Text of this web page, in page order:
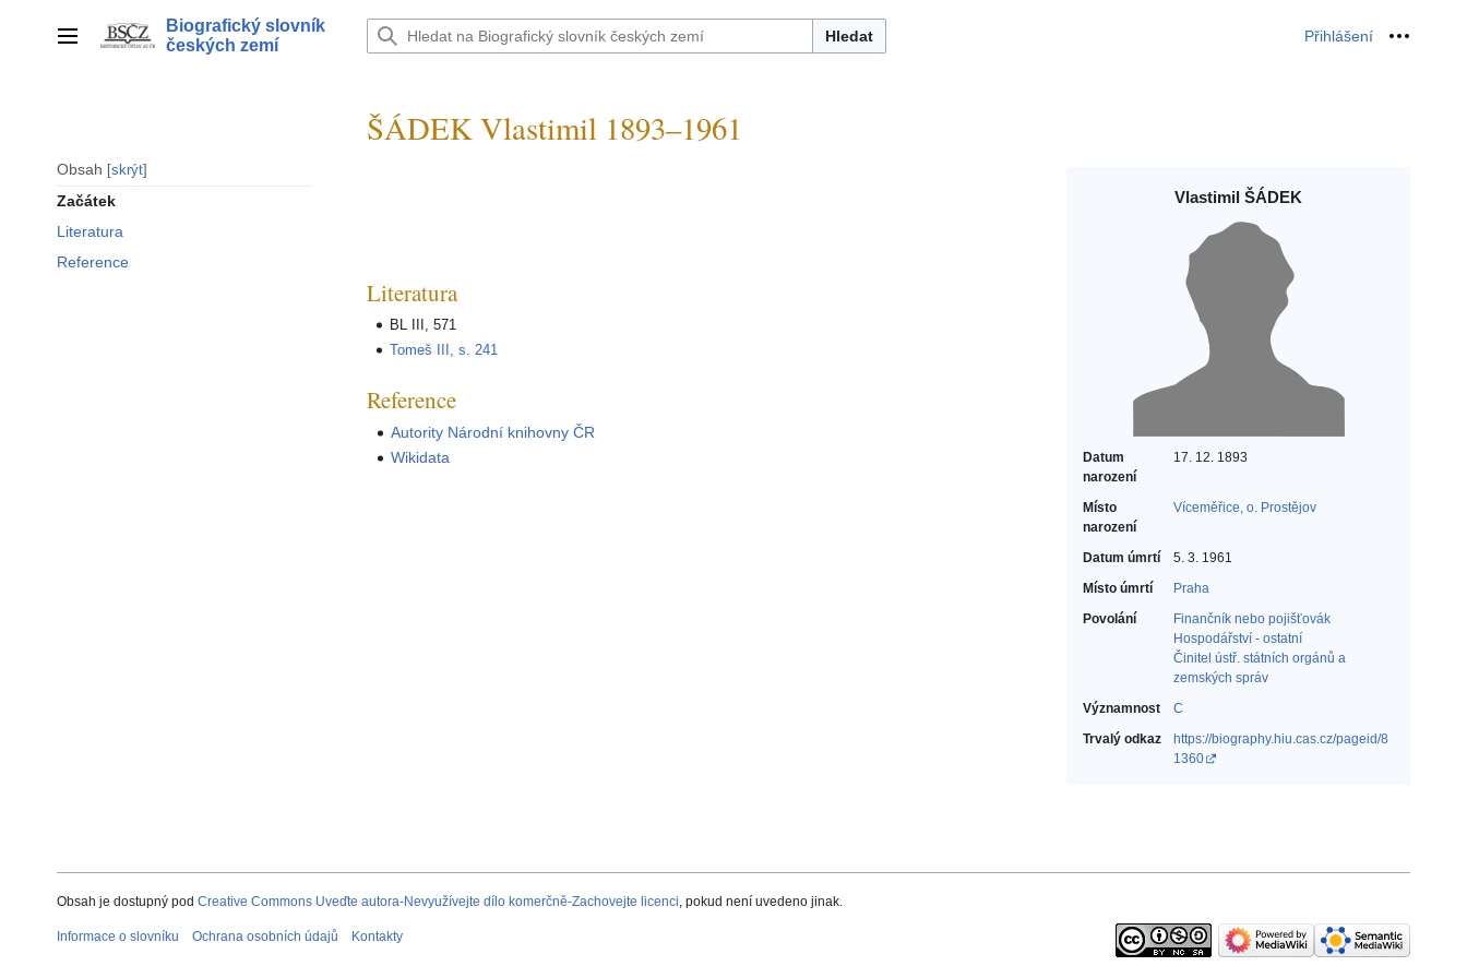
Hlavní menu
Biografický slovník
českých zemí
Hledat Přihlášení Osobní
Obsah skrýt
Začátek
Literatura
Reference
ŠÁDEK Vlastimil 1893–1961
Vlastimil ŠÁDEK
Datum
narození
17. 12. 1893
Místo
narození
Víceměřice, o. Prostějov
Datum úmrtí
5. 3. 1961
Místo úmrtí
Praha
Povolání
Finančník nebo pojišťovák‎
Hospodářství - ostatní‎
Činitel ústř. státních orgánů a
zemských správ‎
Významnost
C
Trvalý odkaz
https://biography.hiu.cas.cz/pageid/8
1360
Literatura
BL III, 571
Tomeš III, s. 241
Reference
Autority Národní knihovny ČR
Wikidata
Obsah je dostupný pod Creative Commons Uveďte autora-Nevyužívejte dílo komerčně-Zachovejte licenci, pokud není uvedeno jinak.
Informace o slovníku Ochrana osobních údajů Kontakty